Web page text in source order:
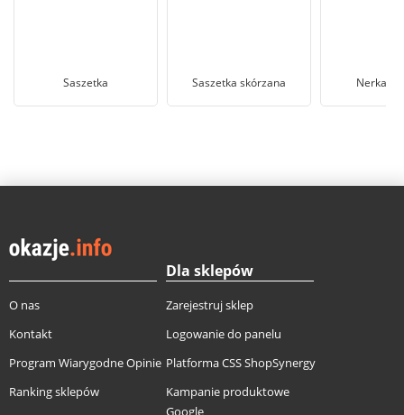
Saszetka Saszetka skórzana Nerka
O nas
Kontakt
Program Wiarygodne Opinie
Ranking sklepów
Dla sklepów
Zarejestruj sklep
Logowanie do panelu
Platforma CSS ShopSynergy
Kampanie produktowe
Google